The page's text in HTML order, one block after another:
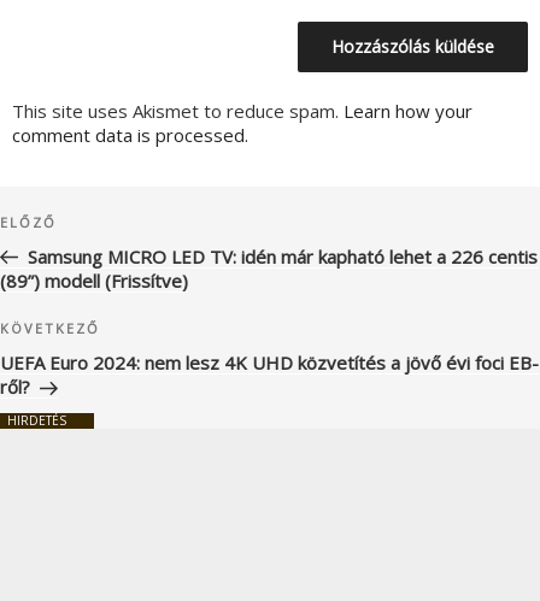
This site uses Akismet to reduce spam. Learn how your
comment data is processed.
navigáció
Korábbi
bejegyzés
ELŐZŐ
Samsung MICRO LED TV: idén már kapható lehet a 226 centis
(89”) modell (Frissítve)
Következő
bejegyzés
KÖVETKEZŐ
UEFA Euro 2024: nem lesz 4K UHD közvetítés a jövő évi foci EB-
ről?
HIRDETÉS